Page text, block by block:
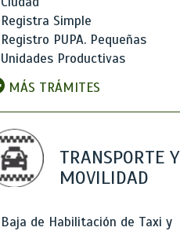
Registra Simple
Registro PUPA. Pequeñas
Unidades Productivas
MÁS TRÁMITES
TRANSPORTE Y
MOVILIDAD
Baja de Habilitación de Taxi y